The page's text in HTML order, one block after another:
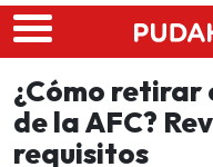
Skip to main content
¿Cómo
de la AFC?
requisitos